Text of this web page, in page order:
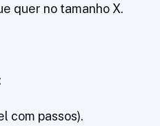
quer no tamanho X.
com passos).